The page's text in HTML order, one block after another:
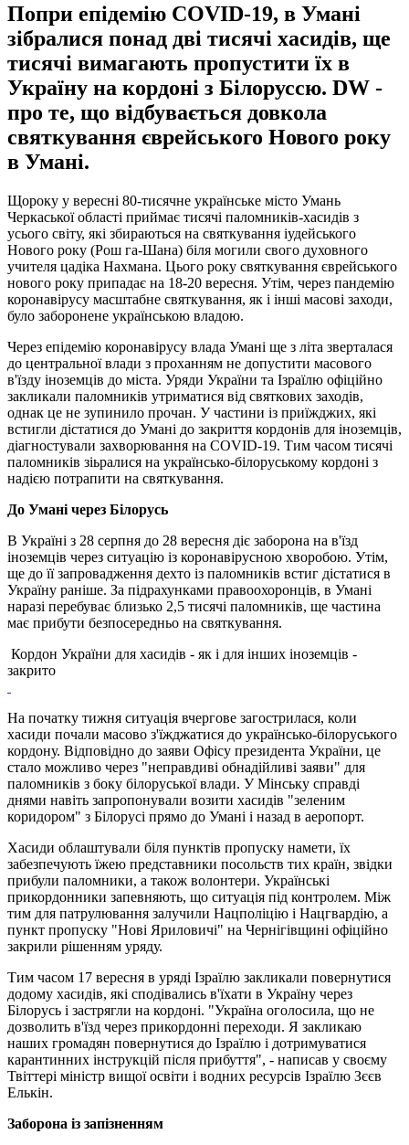
Попри епідемію COVID-19, в Умані
зібралися понад дві тисячі хасидів, ще
тисячі вимагають пропустити їх в
Україну на кордоні з Білоруссю. DW -
про те, що відбувається довкола
святкування єврейського Нового року
в Умані.
Щороку у вересні 80-тисячне українське місто Умань
Черкаської області приймає тисячі паломників-хасидів з
усього світу, які збираються на святкування іудейського
Нового року (Рош га-Шана) біля могили свого духовного
учителя цадіка Нахмана. Цього року святкування єврейського
нового року припадає на 18-20 вересня. Утім, через пандемію
коронавірусу масштабне святкування, як і інші масові заходи,
було заборонене українською владою.
Через епідемію коронавірусу влада Умані ще з літа зверталася
до центральної влади з проханням не допустити масового
в'їзду іноземців до міста. Уряди України та Ізраїлю офіційно
закликали паломників утриматися від святкових заходів,
однак це не зупинило прочан. У частини із приїжджих, які
встигли дістатися до Умані до закриття кордонів для іноземців,
діагностували захворювання на COVID-19. Тим часом тисячі
паломників зіьралися на українсько-білоруському кордоні з
надією потрапити на святкування.
До Умані через Білорусь
В Україні з 28 серпня до 28 вересня діє заборона на в'їзд
іноземців через ситуацію із коронавірусною хворобою. Утім,
ще до її запровадження дехто із паломників встиг дістатися в
Україну раніше. За підрахунками правоохоронців, в Умані
наразі перебуває близько 2,5 тисячі паломників, ще частина
має прибути безпосередньо на святкування.
Кордон України для хасидів - як і для інших іноземців -
закрито
На початку тижня ситуація вчергове загострилася, коли
хасиди почали масово з'їжджатися до українсько-білоруського
кордону. Відповідно до заяви Офісу президента України, це
стало можливо через "неправдиві обнадійливі заяви" для
паломників з боку білоруської влади. У Мінську справді
днями навіть запропонували возити хасидів "зеленим
коридором" з Білорусі прямо до Умані і назад в аеропорт.
Хасиди облаштували біля пунктів пропуску намети, їх
забезпечують їжею представники посольств тих країн, звідки
прибули паломники, а також волонтери. Українські
прикордонники запевняють, що ситуація під контролем. Між
тим для патрулювання залучили Нацполіцію і Нацгвардію, а
пункт пропуску "Нові Яриловичі" на Чернігівщині офіційно
закрили рішенням уряду.
Тим часом 17 вересня в уряді Ізраїлю закликали повернутися
додому хасидів, які сподівались в'їхати в Україну через
Білорусь і застрягли на кордоні. "Україна оголосила, що не
дозволить в'їзд через прикордонні переходи. Я закликаю
наших громадян повернутися до Ізраїлю і дотримуватися
карантинних інструкцій після прибуття", - написав у своєму
Твіттері міністр вищої освіти і водних ресурсів Ізраїлю Зєєв
Елькін.
Заборона із запізненням